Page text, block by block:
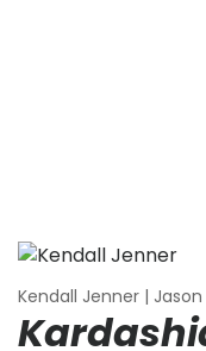
Kendall Jenner |